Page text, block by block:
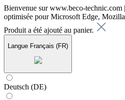
Bienvenue sur www.beco-technic.com
optimisée pour Microsoft Edge,
Produit a été ajouté au panier.
Langue Français (FR)
Deutsch (DE)